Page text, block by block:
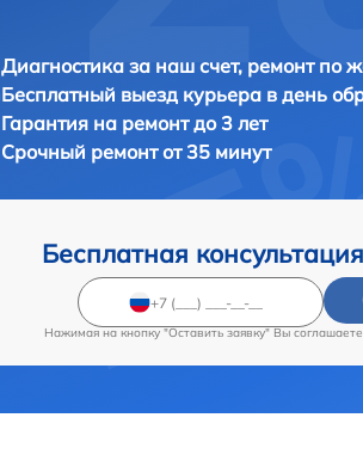
Диагностика за наш счет, ремонт по
Бесплатный выезд курьера в день
Гарантия на ремонт до 3 лет
Срочный ремонт от 35 минут
Бесплатная
Нажимая на кнопку "Оставить заявку" Вы